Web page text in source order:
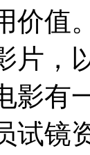
价值
片，
影有
试镜